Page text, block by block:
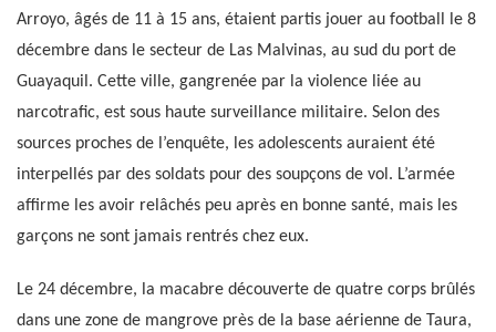
Arroyo, âgés de 11 à 15 ans, étaient partis jouer au football le 8
décembre dans le secteur de Las Malvinas, au sud du port de
Guayaquil. Cette ville, gangrenée par la violence liée au
narcotrafic, est sous haute surveillance militaire. Selon des
sources proches de l’enquête, les adolescents auraient été
interpellés par des soldats pour des soupçons de vol. L’armée
affirme les avoir relâchés peu après en bonne santé, mais les
garçons ne sont jamais rentrés chez eux.
Le 24 décembre, la macabre découverte de quatre corps brûlés
dans une zone de mangrove près de la base aérienne de Taura,